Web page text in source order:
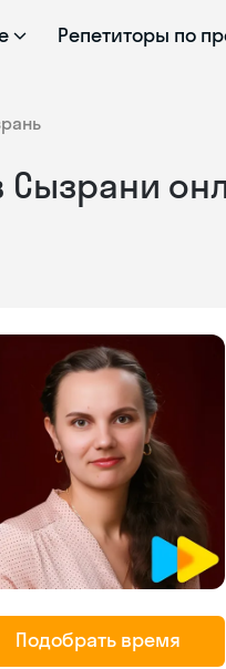
Репетиторы по
Сызрани
Подобрать время